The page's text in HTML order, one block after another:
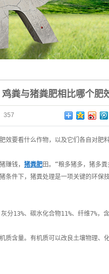
营业执照
鸡粪与猪粪肥相比哪个肥
357
要看什么作物，以及它们各自对肥料
钱， 猪粪肥田。“粮多猪多，猪多
下，猪粪处理是一项关键的环保
13%、碳水化合物11%、纤维7%，
量。有机质可以改良土壤物理、